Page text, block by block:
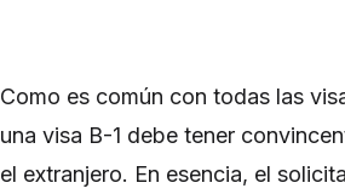
Como es común con todas las
una visa B-1 debe tener
el extranjero. En esencia, el